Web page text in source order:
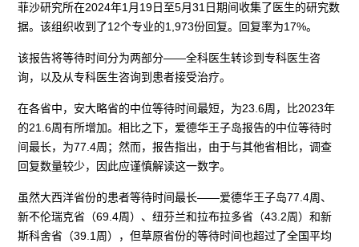
菲沙研究所在2024年1月19日至5月31日期间收集了医生的研究数
据。该组织收到了12个专业的1,973份回复。回复率为17%。
该报告将等待时间分为两部分——全科医生转诊到专科医生咨
询，以及从专科医生咨询到患者接受治疗。
在各省中，安大略省的中位等待时间最短，为23.6周，比2023年
的21.6周有所增加。相比之下，爱德华王子岛报告的中位等待时
间最长，为77.4周；然而，报告指出，由于与其他省相比，调查
回复数量较少，因此应谨慎解读这一数字。
虽然大西洋省份的患者等待时间最长——爱德华王子岛77.4周、
新不伦瑞克省（69.4周）、纽芬兰和拉布拉多省（43.2周）和新
斯科舍省（39.1周），但草原省份的等待时间也超过了全国平均